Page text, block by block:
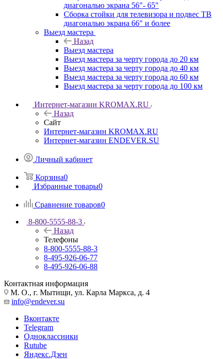
диагональю экрана 56"- 65"
Сборка стойки для телевизора и подвес ТВ
диагональю экрана 66" и более
Выезд мастера
Назад
Выезд мастера
Выезд мастера за черту города до 20 км
Выезд мастера за черту города до 40 км
Выезд мастера за черту города до 60 км
Выезд мастера за черту города до 100 км
Интернет-магазин KROMAX.RU
Назад
Сайт
Интернет-магазин KROMAX.RU
Интернет-магазин ENDEVER.SU
Личный кабинет
Корзина0
Избранные товары0
Сравнение товаров0
8-800-5555-88-3
Назад
Телефоны
8-800-5555-88-3
8-495-926-06-77
8-495-926-06-88
Контактная информация
М. О., г. Мытищи, ул. Карла Маркса, д. 4
info@endever.su
Вконтакте
Telegram
Одноклассники
Rutube
Яндекс.Дзен